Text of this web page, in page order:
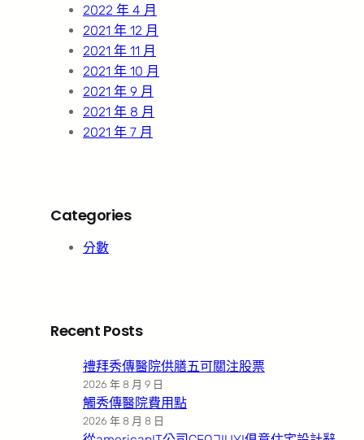
2022 年 4 月
2021 年 12 月
2021 年 11 月
2021 年 10 月
2021 年 9 月
2021 年 8 月
2021 年 7 月
Categories
分數
Recent Posts
禮拜秀傳醫院供膳五可關注股票
2026 年 8 月 9 日
觸秀傳醫院費用點
2026 年 8 月 8 日